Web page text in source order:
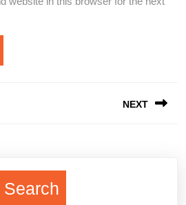
NEXT
Search